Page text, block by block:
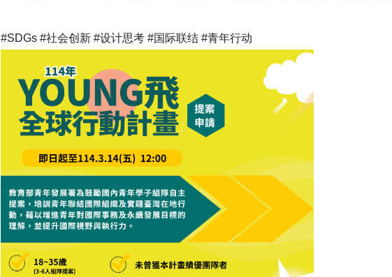
#SDGs #社会创新 #设计思考 #国际联结 #青年行动